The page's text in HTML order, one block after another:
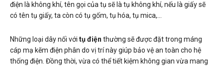
điện là không khí, tên gọi của tụ sẽ là tụ không khí, nếu là giấy sẽ
có tên tụ giấy, ta còn có tụ gốm, tụ hóa, tụ mica,…
Những loại dây nối với tụ điện thường sẽ được đặt trong máng
cáp mạ kẽm điện phân do vị trí này giúp bảo vệ an toàn cho hệ
thống điện. Đồng thời, vừa có thể tiết kiệm không gian vừa mang